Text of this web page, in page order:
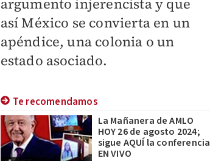
argumento injerencista y que
así México se convierta en un
apéndice, una colonia o un
estado asociado.
Te recomendamos
La Mañanera de AMLO
HOY 26 de agosto 2024;
sigue AQUÍ la conferencia
EN VIVO